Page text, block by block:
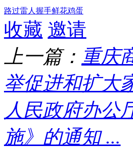
路过雷人 握手鲜花鸡蛋
收藏 邀请
上一篇： 重庆
举促进和扩大
人民政府办公
施》的通知 ...